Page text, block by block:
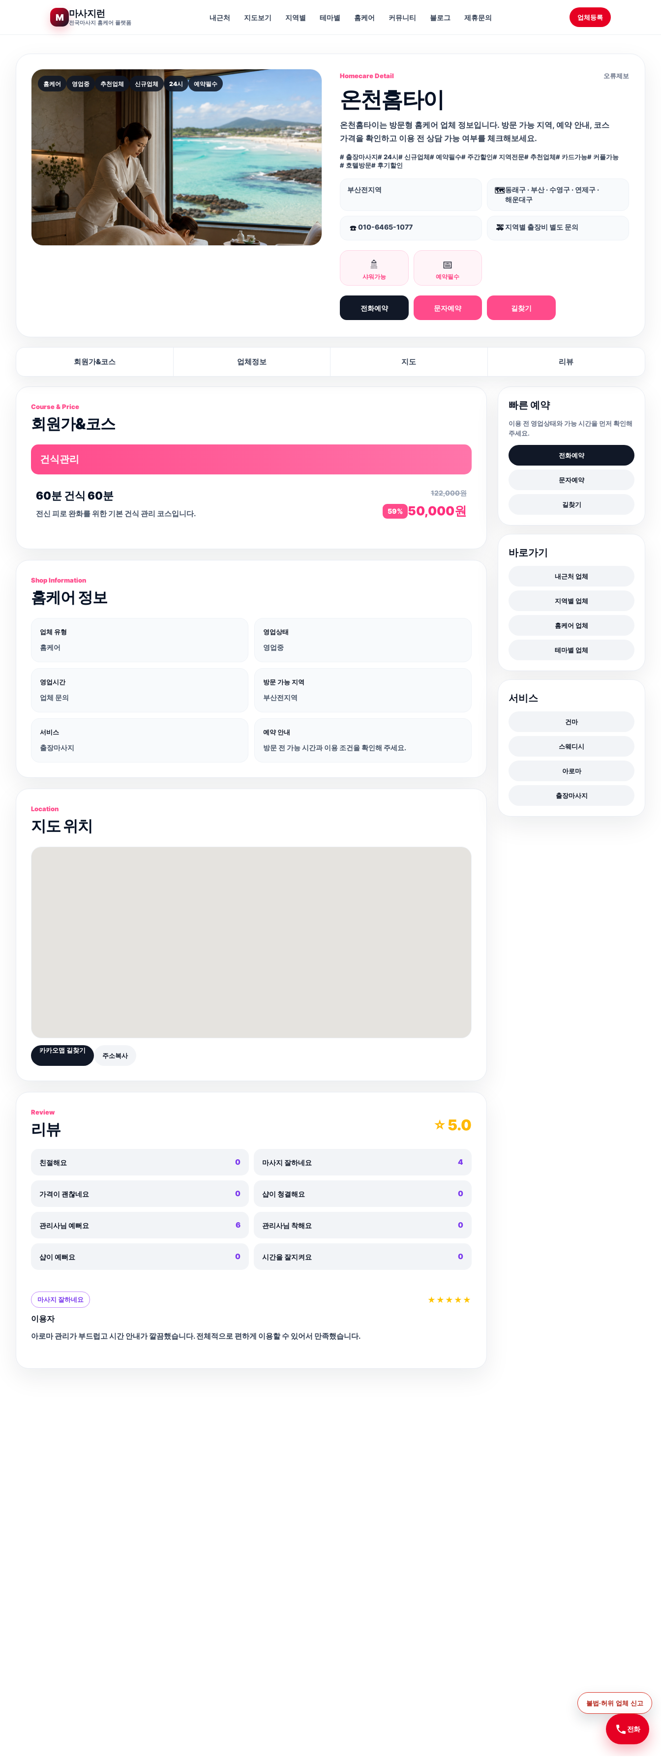
M 마사지런
전국마사지 홈케어 플랫폼
내근처 지도보기 지역별 테마별 홈케어 커뮤니티 블로그 제휴문의 업체등록
홈케어 영업중 추천업체 신규업체 24시 예약필수
Homecare Detail 오류제보
온천홈타이
온천홈타이는 방문형 홈케어 업체 정보입니다. 방문 가능 지역, 예약 안내, 코스
가격을 확인하고 이용 전 상담 가능 여부를 체크해보세요.
# 출장마사지# 24시# 신규업체# 예약필수# 주간할인# 지역전문# 추천업체# 카드가능# 커플가능
# 호텔방문# 후기할인
부산전지역 🗺️동래구 · 부산 · 수영구 · 연제구 ·
해운대구
☎️ 010-6465-1077 🚕 지역별 출장비 별도 문의
🚿
샤워가능
📅
예약필수
전화예약 문자예약 길찾기
회원가&코스 업체정보 지도 리뷰
Course & Price
회원가&코스
건식관리
60분 건식 60분
전신 피로 완화를 위한 기본 건식 관리 코스입니다.
122,000원
59% 50,000원
Shop Information
홈케어 정보
업체 유형
홈케어
영업상태
영업중
영업시간
업체 문의
방문 가능 지역
부산전지역
서비스
출장마사지
예약 안내
방문 전 가능 시간과 이용 조건을 확인해 주세요.
Location
지도 위치
카카오맵 길찾기
주소복사
Review
리뷰 ⭐ 5.0
친절해요 0 마사지 잘하네요 4
가격이 괜찮네요 0 샵이 청결해요 0
관리사님 예뻐요 6 관리사님 착해요 0
샵이 예뻐요 0 시간을 잘지켜요 0
마사지 잘하네요
★★★★★
이용자
아로마 관리가 부드럽고 시간 안내가 깔끔했습니다. 전체적으로 편하게 이용할 수 있어서 만족했습니다.
빠른 예약
이용 전 영업상태와 가능 시간을 먼저 확인해
주세요.
전화예약
문자예약
길찾기
바로가기
내근처 업체
지역별 업체
홈케어 업체
테마별 업체
서비스
건마
스웨디시
아로마
출장마사지
불법·허위 업체 신고
전화